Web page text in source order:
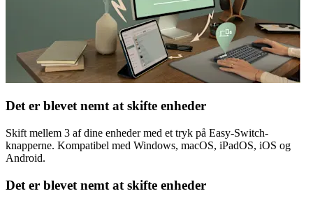
Det er blevet nemt at skifte enheder
Skift mellem 3 af dine enheder med et tryk på Easy-Switch-
knapperne. Kompatibel med Windows, macOS, iPadOS, iOS og
Android.
Det er blevet nemt at skifte enheder